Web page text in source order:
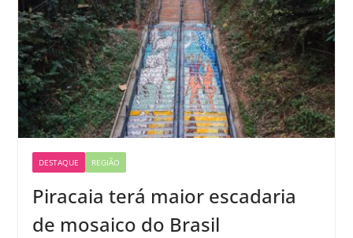
DESTAQUE REGIÃO
Piracaia terá maior escadaria
de mosaico do Brasil